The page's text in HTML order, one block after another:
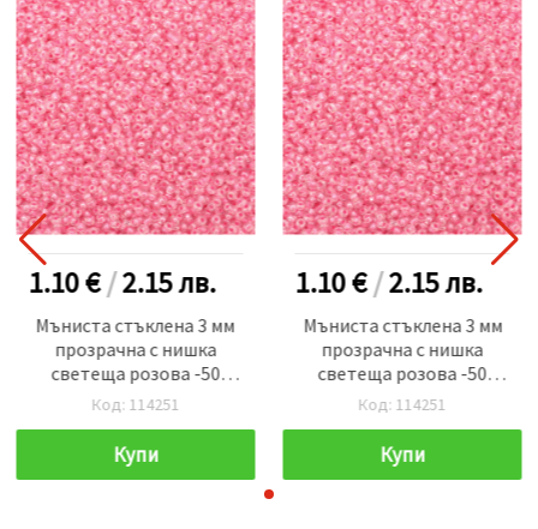
1.10 €/2.15лв.
Мъниста стъклена 3 мм
прозрачна с нишка
светеща розова -50
грама
Код: 114251
Купи
1.10 €/2.15лв.
Мъниста стъклена 3 мм
прозрачна с нишка
светеща розова -50
грама
Код: 114251
Купи